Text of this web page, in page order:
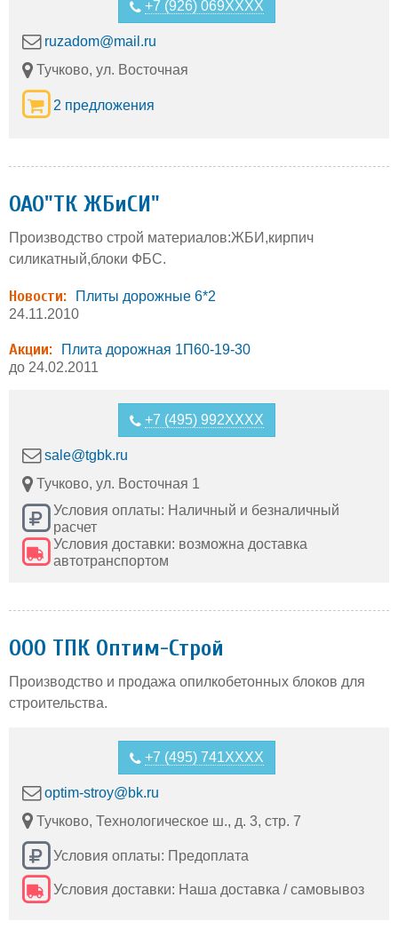
+7 (926) 069XXXX
ruzadom@mail.ru
Тучково, ул. Восточная
2 предложения
ОАО"ТК ЖБиСИ"
Производство строй материалов:ЖБИ,кирпич
силикатный,блоки ФБС.
Новости:
Плиты дорожные 6*2
24.11.2010
Акции:
Плита дорожная 1П60-19-30
до 24.02.2011
+7 (495) 992XXXX
sale@tgbk.ru
Тучково, ул. Восточная 1
Условия оплаты: Наличный и безналичный
расчет
Условия доставки: возможна доставка
автотранспортом
ООО ТПК Оптим-Строй
Производство и продажа опилкобетонных блоков для
строительства.
+7 (495) 741XXXX
optim-stroy@bk.ru
Тучково, Технологическое ш., д. 3, стр. 7
Условия оплаты: Предоплата
Условия доставки: Наша доставка / самовывоз